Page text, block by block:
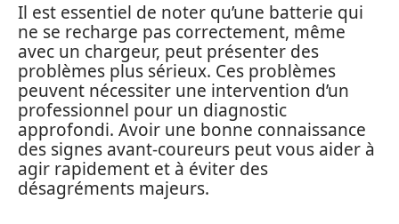
Il est essentiel de noter qu’une batterie qui
ne se recharge pas correctement, même
avec un chargeur, peut présenter des
problèmes plus sérieux. Ces problèmes
peuvent nécessiter une intervention d’un
professionnel pour un diagnostic
approfondi. Avoir une bonne connaissance
des signes avant-coureurs peut vous aider à
agir rapidement et à éviter des
désagréments majeurs.